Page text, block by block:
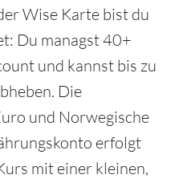
Wise Karte bist du
Du managst 40+
und kannst bis zu
Die
und Norwegische
erfolgt
mit einer kleinen,